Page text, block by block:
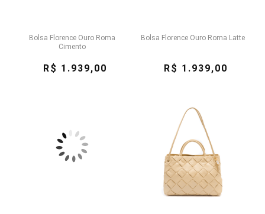
Bolsa Florence Ouro Roma
Cimento
R$ 1.939,00
Bolsa Florence Ouro Roma Latte
R$ 1.939,00